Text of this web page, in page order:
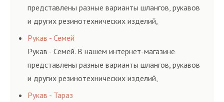
представлены разные варианты шлангов, рукавов
и других резинотехнических изделий,
соответствующих ГОСТам, техническим условиям
и нормативам.
Рукав - Семей
Рукав - Семей. В нашем интернет-магазине
представлены разные варианты шлангов, рукавов
и других резинотехнических изделий,
соответствующих ГОСТам, техническим условиям
Рукав - Тараз